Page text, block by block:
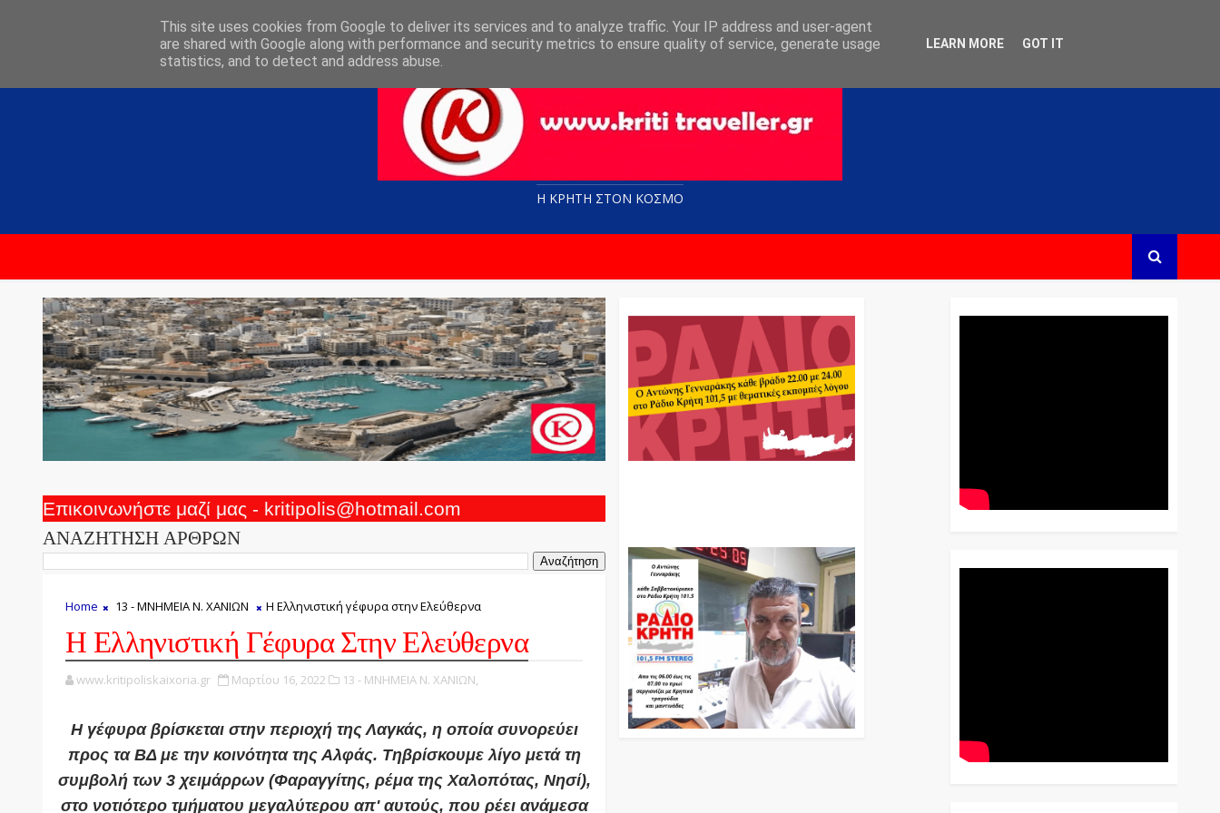
Η ΚΡΗΤΗ ΣΤΟN KOΣΜΟ
Επικοινωνήστε μαζί μας - kritipolis@hotmail.com
ΑΝΑΖΗΤΗΣΗ ΑΡΘΡΩΝ
Home 13 - ΜΝΗΜΕΙΑ Ν. ΧΑΝΙΩΝ Η Ελληνιστική γέφυρα στην Ελεύθερνα
Η Ελληνιστική Γέφυρα Στην Ελεύθερνα
www.kritipoliskaixoria.gr Μαρτίου 16, 2022 13 - ΜΝΗΜΕΙΑ Ν. ΧΑΝΙΩΝ,
Η γέφυρα βρίσκεται στην περιοχή της Λαγκάς, η οποία συνορεύει
προς τα ΒΔ με την κοινότητα της Αλφάς. Τηβρίσκουμε λίγο μετά τη
συμβολή των 3 χειμάρρων (Φαραγγίτης, ρέμα της Χαλοπότας, Νησί),
στο νοτιότερο τμήματου μεγαλύτερου απ' αυτούς, που ρέει ανάμεσα
This site uses cookies from Google to deliver its services and to analyze traffic. Your IP address and user-agent
are shared with Google along with performance and security metrics to ensure quality of service, generate usage
statistics, and to detect and address abuse.
LEARN MORE GOT IT